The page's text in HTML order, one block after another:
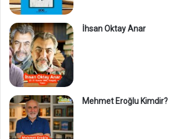
İhsan Oktay Anar
Mehmet Eroğlu Kimdir?